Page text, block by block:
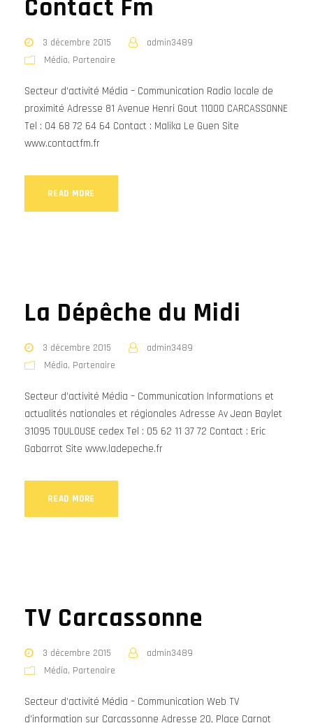
Contact Fm
3 décembre 2015
admin3489
Média, Partenaire
Secteur d’activité Média – Communication Radio locale de
proximité Adresse 81 Avenue Henri Gout 11000 CARCASSONNE
Tel : 04 68 72 64 64 Contact : Malika Le Guen Site
www.contactfm.fr
READ MORE
La Dépêche du Midi
3 décembre 2015
admin3489
Média, Partenaire
Secteur d’activité Média – Communication Informations et
actualités nationales et régionales Adresse Av Jean Baylet
31095 TOULOUSE cedex Tel : 05 62 11 37 72 Contact : Eric
Gabarrot Site www.ladepeche.fr
READ MORE
TV Carcassonne
3 décembre 2015
admin3489
Média, Partenaire
Secteur d’activité Média – Communication Web TV
d’information sur Carcassonne Adresse 20, Place Carnot